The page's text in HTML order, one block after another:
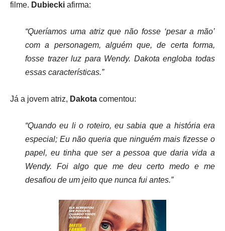
filme. Dubiecki afirma:
“Queríamos uma atriz que não fosse ‘pesar a mão’
com a personagem, alguém que, de certa forma,
fosse trazer luz para Wendy. Dakota engloba todas
essas características.”
Já a jovem atriz, Dakota comentou:
“Quando eu li o roteiro, eu sabia que a história era
especial; Eu não queria que ninguém mais fizesse o
papel, eu tinha que ser a pessoa que daria vida a
Wendy. Foi algo que me deu certo medo e me
desafiou de um jeito que nunca fui antes.”